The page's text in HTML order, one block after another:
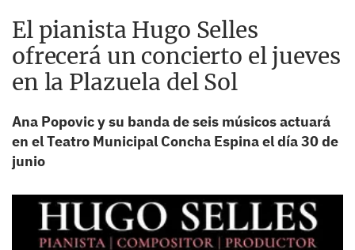
El pianista Hugo Selles
ofrecerá un concierto el jueves
en la Plazuela del Sol
Ana Popovic y su banda de seis músicos actuará
en el Teatro Municipal Concha Espina el día 30 de
junio